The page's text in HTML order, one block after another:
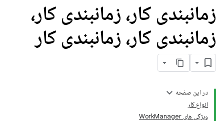
زمانبندی کار، زمانبندی کار،
زمانبندی کار، زمانبندی کار
در این صفحه
انواع کار
ویژگی های WorkManager